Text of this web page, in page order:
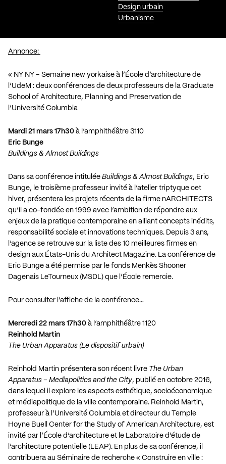
Design urbain
Urbanisme
Annonce:
« NY NY – Semaine new yorkaise à l’École d’architecture de
l’UdeM : deux conférences de deux professeurs de la Graduate
School of Architecture, Planning and Preservation de
l’Université Columbia
Mardi 21 mars 17h30 à l’amphithéâtre 3110
Eric Bunge
Buildings & Almost Buildings
Dans sa conférence intitulée Buildings & Almost Buildings, Eric
Bunge, le troisième professeur invité à l’atelier triptyque cet
hiver, présentera les projets récents de la firme nARCHITECTS
qu’il a co-fondée en 1999 avec l’ambition de répondre aux
enjeux de la pratique contemporaine en alliant concepts inédits,
responsabilité sociale et innovations techniques. Depuis 3 ans,
l’agence se retrouve sur la liste des 10 meilleures firmes en
design aux États-Unis du Architect Magazine. La conférence de
Eric Bunge a été permise par le fonds Menkès Shooner
Dagenais LeTourneux (MSDL) que l’École remercie.
Pour consulter l’affiche de la conférence…
Mercredi 22 mars 17h30 à l’amphithéâtre 1120
Reinhold Martin
The Urban Apparatus (Le dispositif urbain)
Reinhold Martin présentera son récent livre The Urban
Apparatus – Mediapolitics and the City, publié en octobre 2016,
dans lequel il explore les aspects esthétique, socioéconomique
et médiapolitique de la ville contemporaine. Reinhold Martin,
professeur à l’Université Columbia et directeur du Temple
Hoyne Buell Center for the Study of American Architecture, est
invité par l’École d’architecture et le Laboratoire d’étude de
l’architecture potentielle (LEAP). En plus de sa conférence, il
contribuera au Séminaire de recherche « Construire en ville :